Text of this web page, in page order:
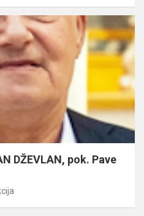
DŽEVLAN, pok. Pave